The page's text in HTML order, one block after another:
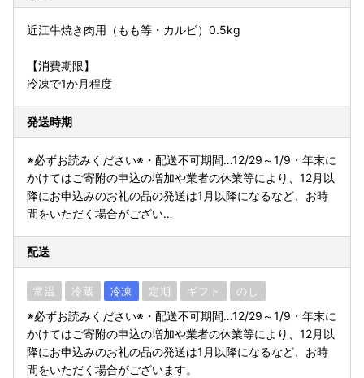
近江牛焼き肉用（もも等・カルビ）0.5kg
【消費期限】
冷凍で1か月程度
発送時期
※必ずお読みください※・配送不可期間…12/29～1/9・年末に
かけてはご寄附の申込の増加や業者の休業等により、12月以
降にお申込みのお礼の品の発送は1月以降になるなど、お時
間をいただく場合がござい…
配送
常温 冷蔵 冷凍 定期 ギフト のし
※必ずお読みください※・配送不可期間…12/29～1/9・年末に
かけてはご寄附の申込の増加や業者の休業等により、12月以
降にお申込みのお礼の品の発送は1月以降になるなど、お時
間をいただく場合がございます。